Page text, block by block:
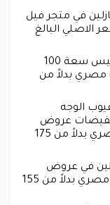
في متجر فيل
الاصلي البالغ
بلغ ثمن شراء عطر السيدات ماركة جيس سعة 100
فيل 22 فقط 579 جنيه مصري بدلاً من
الوجه
عروض
موقع فيل ٢٢ مجانا فقط 149 جنيه مصري بدلاً من 175
في عروض
متجر فيل 22 في مصر فقط 116 جنيه مصري بدلاً من 155